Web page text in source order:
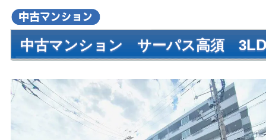
中古マンション サーパス高須 3